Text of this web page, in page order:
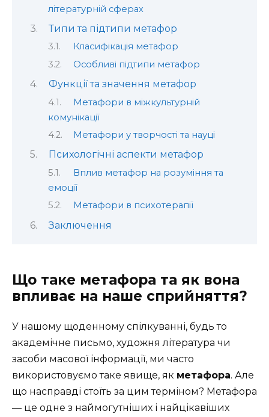
літературній сферах
Типи та підтипи метафор
Класифікація метафор
Особливі підтипи метафор
Функції та значення метафор
Метафори в міжкультурній
комунікації
Метафори у творчості та науці
Психологічні аспекти метафор
Вплив метафор на розуміння та
емоції
Метафори в психотерапії
Заключення
Що таке метафора та як вона
впливає на наше сприйняття?
У нашому щоденному спілкуванні, будь то
академічне письмо, художня література чи
засоби масової інформації, ми часто
використовуємо таке явище, як метафора. Але
що насправді стоїть за цим терміном? Метафора
— це одне з наймогутніших і найцікавіших